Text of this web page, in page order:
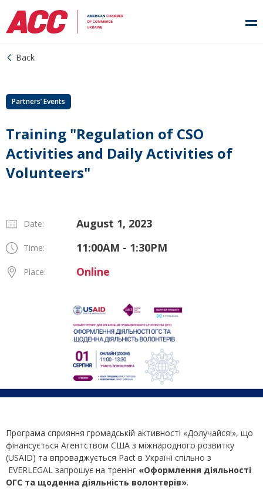
Back
Partners’ Events
Training "Regulation of CSO
Activities and Daily Activities of
Volunteers"
Date: August 1, 2023
Time: 11:00AM - 1:30PM
Place: Online
Програма сприяння громадській активності «Долучайся!», що
фінансується Агентством США з міжнародного розвитку
(USAID) та впроваджується Pact в Україні спільно з
EVERLEGAL запрошує на тренінг «Оформлення діяльності
ОГС та щоденна діяльність волонтерів».